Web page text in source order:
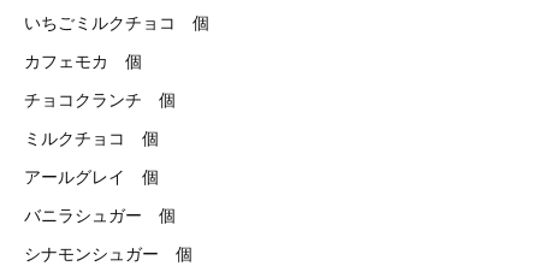
いちごミルクチョコ 個
カフェモカ 個
チョコクランチ 個
ミルクチョコ 個
アールグレイ 個
バニラシュガー 個
シナモンシュガー 個